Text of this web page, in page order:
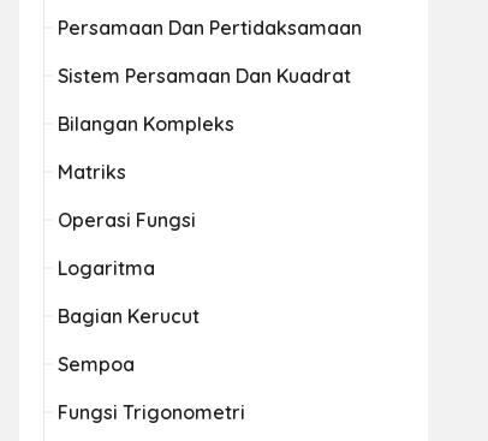
Persamaan Dan Pertidaksamaan
Sistem Persamaan Dan Kuadrat
Bilangan Kompleks
Matriks
Operasi Fungsi
Logaritma
Bagian Kerucut
Sempoa
Fungsi Trigonometri